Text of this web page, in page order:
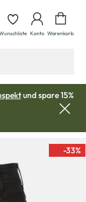
Konto Warenkorb
und spare 15%
-33%